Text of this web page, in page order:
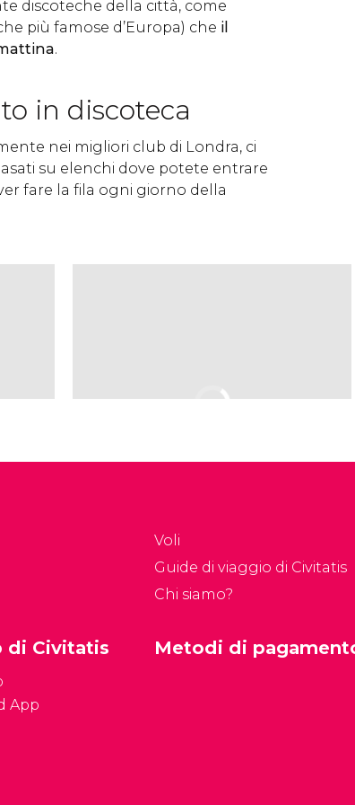
discoteche della città, come
più famose d’Europa) che il
.
in discoteca
nei migliori club di Londra, ci
su elenchi dove potete entrare
fare la fila ogni giorno della
Voli
Guide di viaggio di Civitatis
Chi siamo?
di Civitatis
App
Metodi di